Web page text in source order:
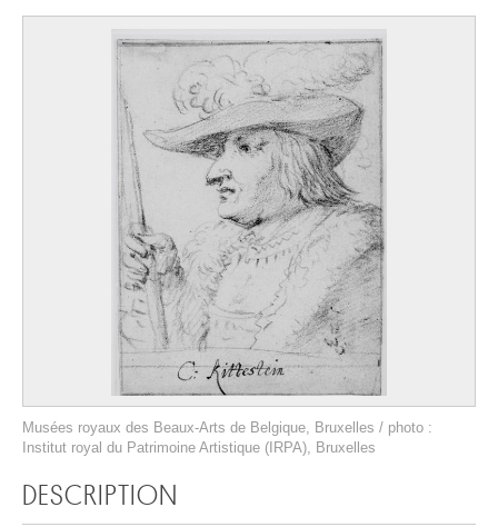
Musées royaux des Beaux-Arts de Belgique, Bruxelles / photo :
Institut royal du Patrimoine Artistique (IRPA), Bruxelles
DESCRIPTION